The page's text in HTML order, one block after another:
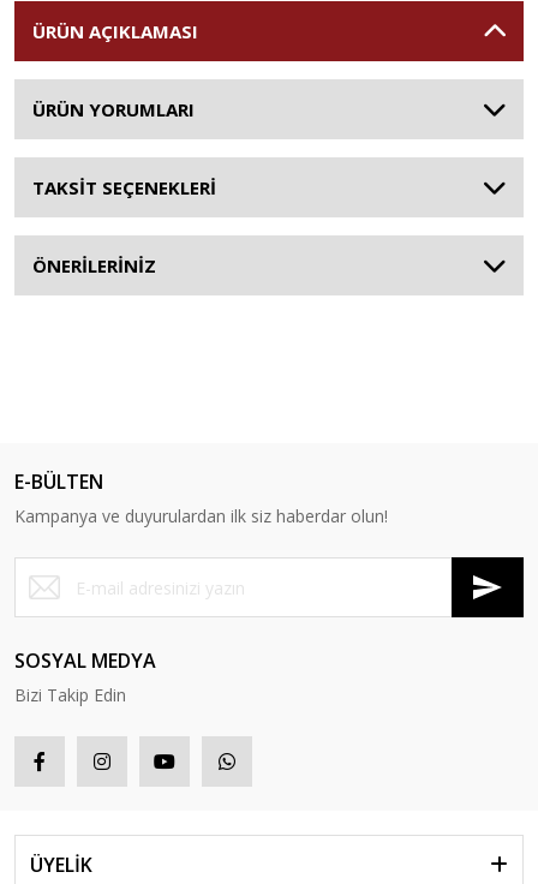
ÜRÜN AÇIKLAMASI
ÜRÜN YORUMLARI
TAKSİT SEÇENEKLERİ
ÖNERİLERİNİZ
E-BÜLTEN
Kampanya ve duyurulardan ilk siz haberdar olun!
SOSYAL MEDYA
Bizi Takip Edin
ÜYELİK